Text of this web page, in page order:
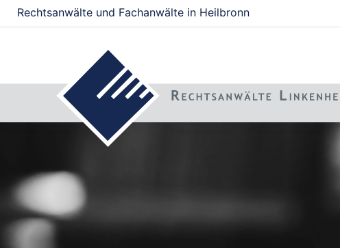
Rechtsanwälte und Fachanwälte in Heilbronn